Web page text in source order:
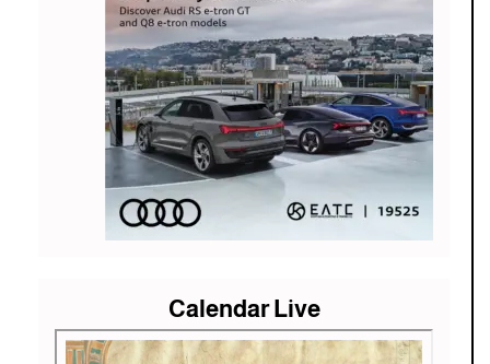
Calendar Live